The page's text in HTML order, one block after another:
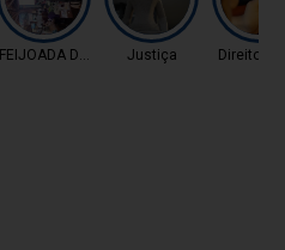
FEIJOADA DA PROPAGAN
Justiça Direitos